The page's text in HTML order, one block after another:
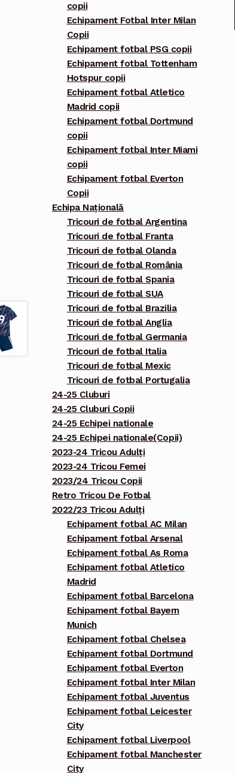
copii
Echipament Fotbal Inter Milan
Copii
Echipament fotbal PSG copii
Echipament fotbal Tottenham
Hotspur copii
Echipament fotbal Atletico
Madrid copii
Echipament fotbal Dortmund
copii
Echipament fotbal Inter Miami
copii
Echipament fotbal Everton
Copii
Echipa Națională
Tricouri de fotbal Argentina
Tricouri de fotbal Franta
Tricouri de fotbal Olanda
Tricouri de fotbal România
Tricouri de fotbal Spania
Tricouri de fotbal SUA
Tricouri de fotbal Brazilia
Tricouri de fotbal Anglia
Tricouri de fotbal Germania
Tricouri de fotbal Italia
Tricouri de fotbal Mexic
Tricouri de fotbal Portugalia
24-25 Cluburi
24-25 Cluburi Copii
24-25 Echipei nationale
24-25 Echipei nationale(Copii)
2023-24 Tricou Adulți
2023-24 Tricou Femei
2023/24 Tricou Copii
Retro Tricou De Fotbal
2022/23 Tricou Adulți
Echipament fotbal AC Milan
Echipament fotbal Arsenal
Echipament fotbal As Roma
Echipament fotbal Atletico
Madrid
Echipament fotbal Barcelona
Echipament fotbal Bayern
Munich
Echipament fotbal Chelsea
Echipament fotbal Dortmund
Echipament fotbal Everton
Echipament fotbal Inter Milan
Echipament fotbal Juventus
Echipament fotbal Leicester
City
Echipament fotbal Liverpool
Echipament fotbal Manchester
City